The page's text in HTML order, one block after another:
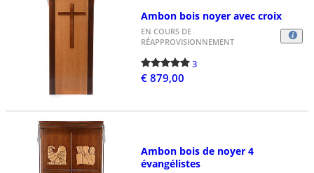
Ambon bois noyer avec croix
EN COURS DE
RÉAPPROVISIONNEMENT
3
€ 879,00
Ambon bois de noyer 4
évangélistes